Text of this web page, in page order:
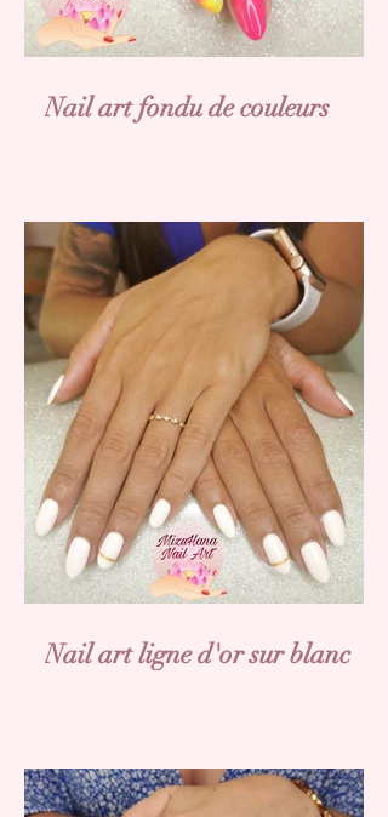
Nail art fondu de couleurs
Nail art ligne d'or sur blanc